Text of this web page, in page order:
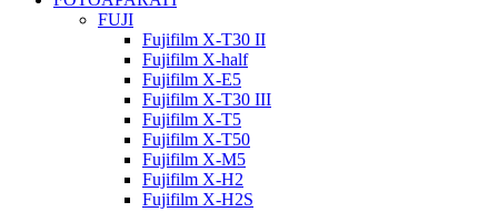
FUJI
Fujifilm X-T30 II
Fujifilm X-half
Fujifilm X-E5
Fujifilm X-T30 III
Fujifilm X-T5
Fujifilm X-T50
Fujifilm X-M5
Fujifilm X-H2
Fujifilm X-H2S